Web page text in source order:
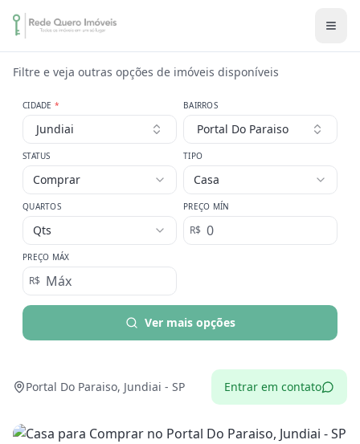
Filtre e veja outras opções de imóveis disponíveis
CIDADE *
Jundiai
BAIRROS
Portal Do Paraiso
STATUS
Comprar
TIPO
Casa
QUARTOS
Qts
PREÇO MÍN
R$
PREÇO MÁX
R$
Ver mais opções
Portal Do Paraiso, Jundiai - SP Entrar em contato